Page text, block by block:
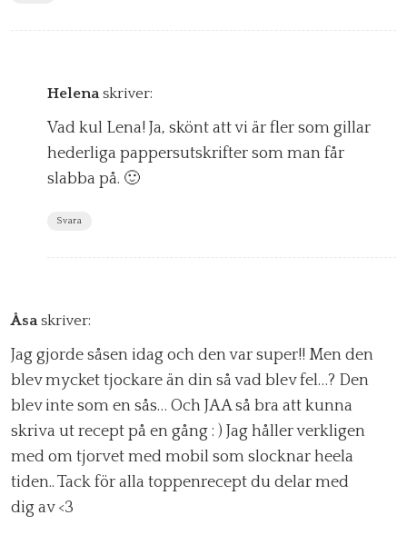
Helena skriver:
Vad kul Lena! Ja, skönt att vi är fler som gillar
hederliga pappersutskrifter som man får
slabba på. 🙂
Svara
Åsa skriver:
Jag gjorde såsen idag och den var super!! Men den
blev mycket tjockare än din så vad blev fel…? Den
blev inte som en sås… Och JAA så bra att kunna
skriva ut recept på en gång : ) Jag håller verkligen
med om tjorvet med mobil som slocknar heela
tiden.. Tack för alla toppenrecept du delar med
dig av <3